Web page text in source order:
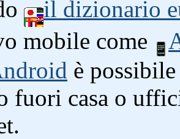
il dizionario
mobile come
è
fuori casa o